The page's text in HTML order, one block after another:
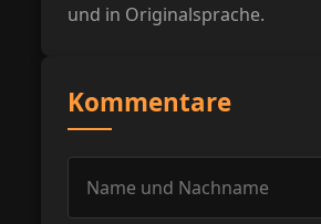
und in Originalsprache.
Kommentare